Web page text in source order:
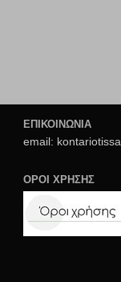
ΕΠΙΚΟΙΝΩΝΙΑ
email:
ΟΡΟΙ ΧΡΗΣΗΣ